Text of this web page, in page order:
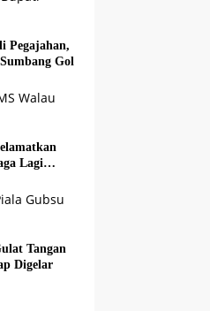
Pegajahan,
Gol
Lagi
Tangan
Digelar